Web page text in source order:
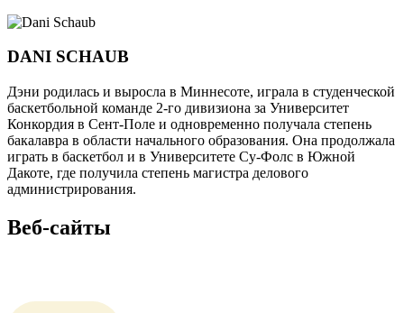
DANI SCHAUB
Дэни родилась и выросла в Миннесоте, играла в студенческой
баскетбольной команде 2-го дивизиона за Университет
Конкордия в Сент-Поле и одновременно получала степень
бакалавра в области начального образования. Она продолжала
играть в баскетбол и в Университете Су-Фолс в Южной
Дакоте, где получила степень магистра делового
администрирования.
Веб-сайты